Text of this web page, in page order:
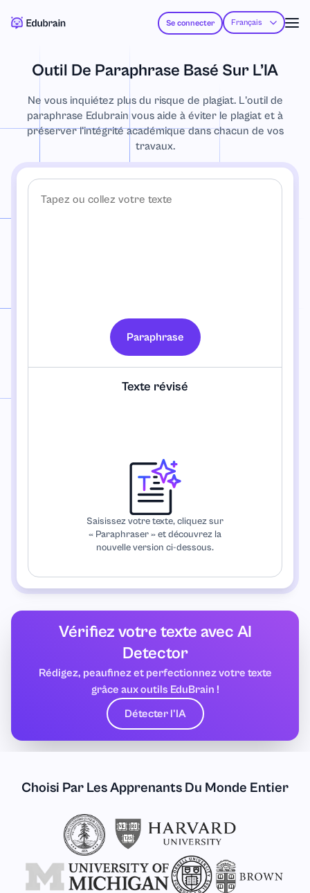
Se connecter Français
Outil De Paraphrase Basé Sur L’IA
Ne vous inquiétez plus du risque de plagiat. L'outil de
paraphrase Edubrain vous aide à éviter le plagiat et à
préserver l'intégrité académique dans chacun de vos
travaux.
Paraphrase
Texte révisé
Saisissez votre texte, cliquez sur
« Paraphraser » et découvrez la
nouvelle version ci-dessous.
Vérifiez votre texte avec AI
Detector
Rédigez, peaufinez et perfectionnez votre texte
grâce aux outils EduBrain !
Détecter l'IA
Choisi Par Les Apprenants Du Monde Entier